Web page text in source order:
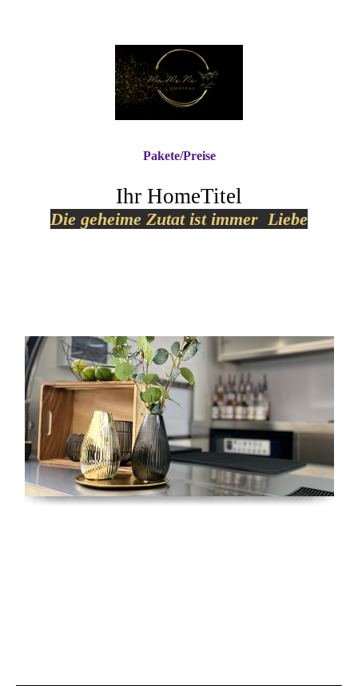
Ihr HomeTitel
Die geheime Zutat ist immer Liebe
Pakete/Preise